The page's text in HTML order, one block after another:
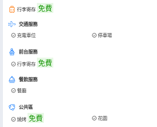
行李寄存 免費
交通服務
充電車位 停車場
前台服務
行李寄存 免費
餐飲服務
餐廳
公共區
燒烤 免費 花園